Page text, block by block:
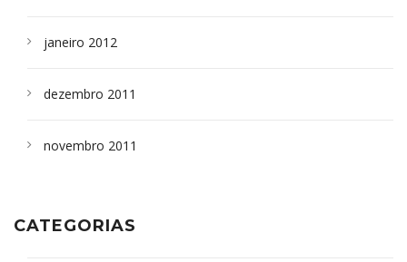
janeiro 2012
dezembro 2011
novembro 2011
CATEGORIAS